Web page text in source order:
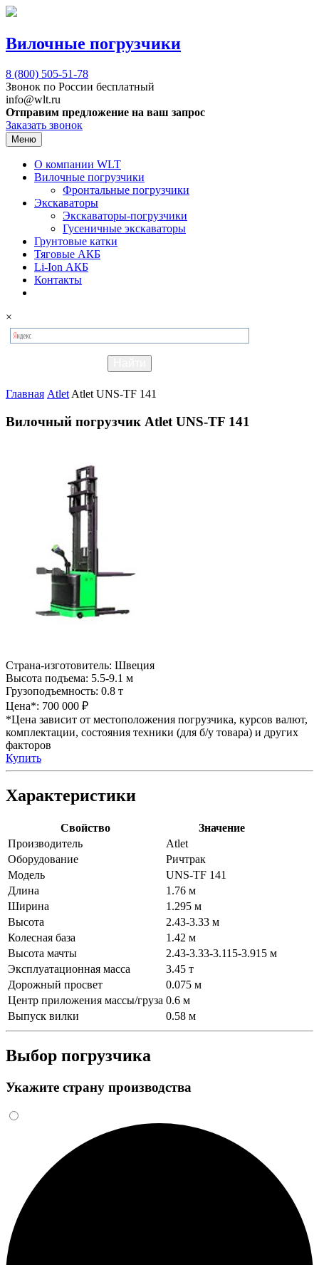
Вилочные погрузчики
8 (800) 505-51-78
Звонок по России бесплатный
info@wlt.ru
Отправим предложение на ваш запрос
Заказать звонок
Меню
О компании WLT
Вилочные погрузчики
Фронтальные погрузчики
Экскаваторы
Экскаваторы-погрузчики
Гусеничные экскаваторы
Грунтовые катки
Тяговые АКБ
Li-Ion АКБ
Контакты
×
Главная Atlet Atlet UNS-TF 141
Вилочный погрузчик Atlet UNS-TF 141
Страна-изготовитель: Швеция
Высота подъема: 5.5-9.1 м
Грузоподъемность: 0.8 т
Цена*: 700 000 ₽
*Цена зависит от местоположения погрузчика, курсов валют,
комплектации, состояния техники (для б/у товара) и других
факторов
Купить
Характеристики
Свойство
Значение
Производитель
Atlet
Оборудование
Ричтрак
Модель
UNS-TF 141
Длина
1.76 м
Ширина
1.295 м
Высота
2.43-3.33 м
Колесная база
1.42 м
Высота мачты
2.43-3.33-3.115-3.915 м
Эксплуатационная масса
3.45 т
Дорожный просвет
0.075 м
Центр приложения массы/груза 0.6 м
Выпуск вилки
0.58 м
Выбор погрузчика
Укажите страну производства